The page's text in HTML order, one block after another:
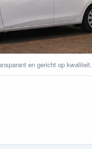
en gericht op kwaliteit.